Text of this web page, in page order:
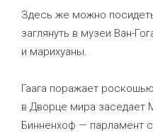
Здесь же можно
заглянуть в музеи Ван-
и марихуаны.
Гаага поражает
в Дворце мира заседает
Бинненхоф — парламент